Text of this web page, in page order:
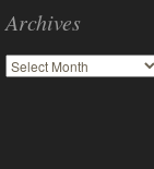
Archives